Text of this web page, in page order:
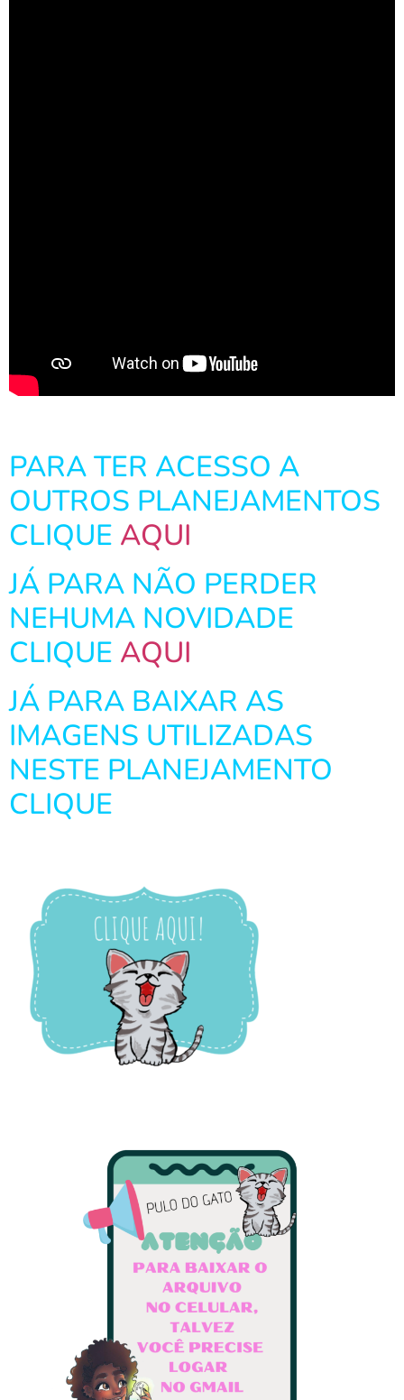
PARA TER ACESSO A
OUTROS PLANEJAMENTOS
CLIQUE AQUI
JÁ PARA NÃO PERDER
NEHUMA NOVIDADE
CLIQUE AQUI
JÁ PARA BAIXAR AS
IMAGENS UTILIZADAS
NESTE PLANEJAMENTO
CLIQUE